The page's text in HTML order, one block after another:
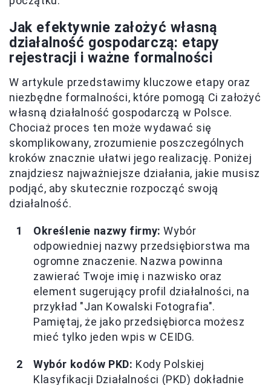
Jak efektywnie założyć własną
działalność gospodarczą: etapy
rejestracji i ważne formalności
W artykule przedstawimy kluczowe etapy oraz
niezbędne formalności, które pomogą Ci założyć
własną działalność gospodarczą w Polsce.
Chociaż proces ten może wydawać się
skomplikowany, zrozumienie poszczególnych
kroków znacznie ułatwi jego realizację. Poniżej
znajdziesz najważniejsze działania, jakie musisz
podjąć, aby skutecznie rozpocząć swoją
działalność.
Określenie nazwy firmy: Wybór
odpowiedniej nazwy przedsiębiorstwa ma
ogromne znaczenie. Nazwa powinna
zawierać Twoje imię i nazwisko oraz
element sugerujący profil działalności, na
przykład "Jan Kowalski Fotografia".
Pamiętaj, że jako przedsiębiorca możesz
mieć tylko jeden wpis w CEIDG.
Wybór kodów PKD: Kody Polskiej
Klasyfikacji Działalności (PKD) dokładnie